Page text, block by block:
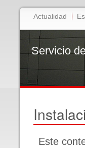
Actualidad
Servicio
Este